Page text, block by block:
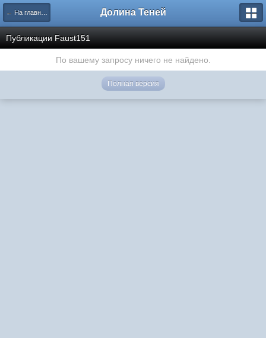
← На главную Долина Теней
Публикации Faust151
По вашему запросу ничего не найдено.
Полная версия